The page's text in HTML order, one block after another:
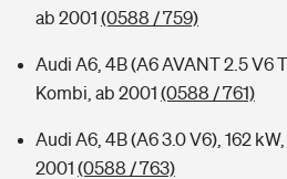
ab 2001 (0588 / 759)
Audi A6, 4B (A6 AVANT 2.5 V6
Kombi, ab 2001 (0588 / 761)
Audi A6, 4B (A6 3.0 V6), 162
2001 (0588 / 763)